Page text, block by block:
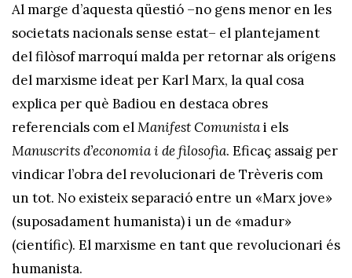
Al marge d’aquesta qüestió –no gens menor en les
societats nacionals sense estat– el plantejament
del filòsof marroquí malda per retornar als orígens
del marxisme ideat per Karl Marx, la qual cosa
explica per què Badiou en destaca obres
referencials com elManifest Comunistai els
Manuscritsd’economia i de filosofia. Eficaç assaig per
vindicar l’obra del revolucionari de Trèveris com
un tot. No existeix separació entre un «Marx jove»
(suposadament humanista) i un de «madur»
(científic). El marxisme en tant que revolucionari és
humanista.